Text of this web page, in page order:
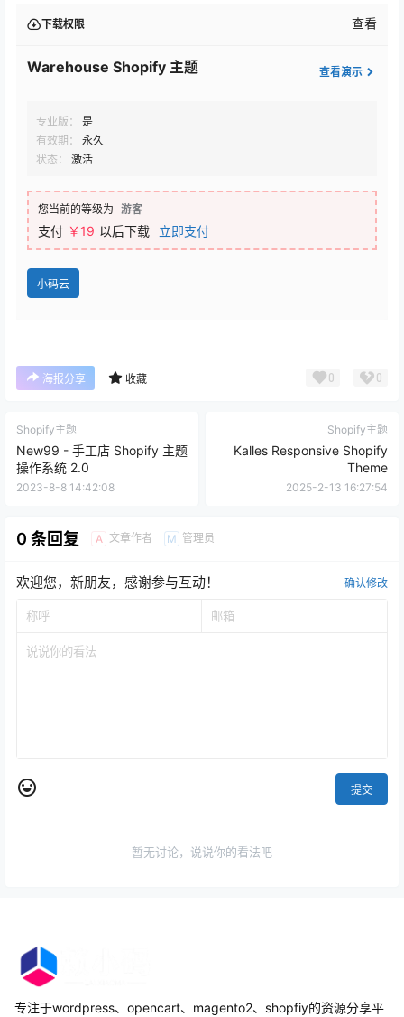
下载权限 查看
Warehouse Shopify 主题 查看演示
专业版：
是
有效期：
永久
状态：
激活
您当前的等级为 游客
支付 ￥19 以后下载 立即支付
小码云
海报分享 收藏 0 0
Shopify主题
New99 - 手工店 Shopify 主题
操作系统 2.0
2023-8-8 14:42:08
Shopify主题
Kalles Responsive Shopify
Theme
2025-2-13 16:27:54
0 条回复 A 文章作者 M 管理员
欢迎您，新朋友，感谢参与互动！ 确认修改
提交
暂无讨论，说说你的看法吧
专注于wordpress、opencart、magento2、shopfiy的资源分享平